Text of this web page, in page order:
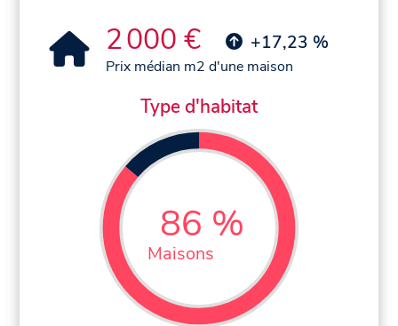
2 000 € +17,23 %
Prix médian m2 d'une maison
Type d'habitat
86 %
Maisons